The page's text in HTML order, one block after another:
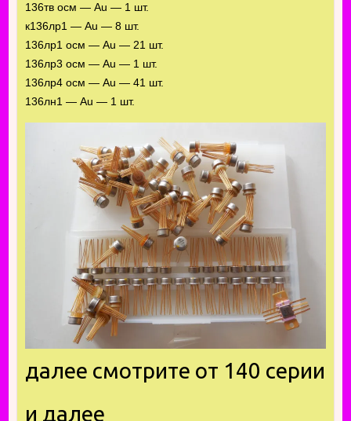
136тв осм — Au — 1 шт.
к136лр1 — Au — 8 шт.
136лр1 осм — Au — 21 шт.
136лр3 осм — Au — 1 шт.
136лр4 осм — Au — 41 шт.
136лн1 — Au — 1 шт.
далее смотрите от 140 серии
и далее